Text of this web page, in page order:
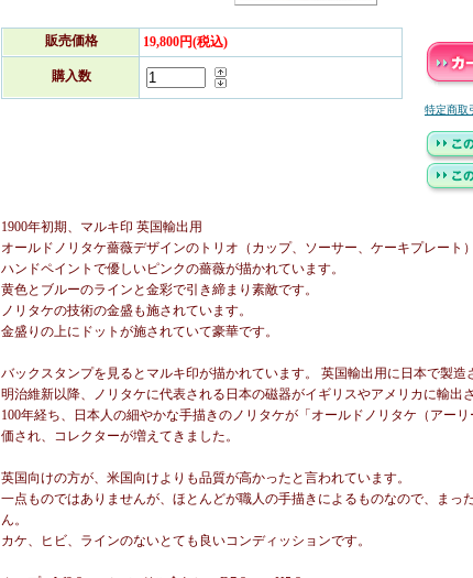
販売価格 19,800円(税込)
購入数
特定商取
1900年初期、マルキ印 英国輸出用
オールドノリタケ薔薇デザインのトリオ（カップ、ソーサー、ケーキプレート）
ハンドペイントで優しいピンクの薔薇が描かれています。
黄色とブルーのラインと金彩で引き締まり素敵です。
ノリタケの技術の金盛も施されています。
金盛りの上にドットが施されていて豪華です。
バックスタンプを見るとマルキ印が描かれています。 英国輸出用に日本で製造
明治維新以降、ノリタケに代表される日本の磁器がイギリスやアメリカに輸出
100年経ち、日本人の細やかな手描きのノリタケが「オールドノリタケ（アー
価され、コレクターが増えてきました。
英国向けの方が、米国向けよりも品質が高かったと言われています。
一点ものではありませんが、ほとんどが職人の手描きによるものなので、まっ
ん。
カケ、ヒビ、ラインのないとても良いコンディッションです。